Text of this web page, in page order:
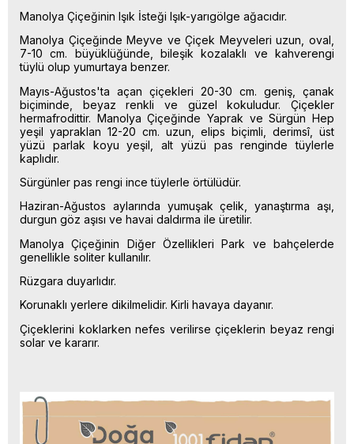
Manolya Çiçeğinin Işık İsteği Işık-yarıgölge ağacıdır.
Manolya Çiçeğinde Meyve ve Çiçek Meyveleri uzun, oval,
7-10 cm. büyüklüğünde, bileşik kozalaklı ve kahverengi
tüylü olup yumurtaya benzer.
Mayıs-Ağustos'ta açan çiçekleri 20-30 cm. geniş, çanak
biçiminde, beyaz renkli ve güzel kokuludur. Çiçekler
hermafrodittir. Manolya Çiçeğinde Yaprak ve Sürgün Hep
yeşil yapraklan 12-20 cm. uzun, elips biçimli, derimsî, üst
yüzü parlak koyu yeşil, alt yüzü pas renginde tüylerle
kaplıdır.
Sürgünler pas rengi ince tüylerle örtülüdür.
Haziran-Ağustos aylarında yumuşak çelik, yanaştırma aşı,
durgun göz aşısı ve havai daldırma ile üretilir.
Manolya Çiçeğinin Diğer Özellikleri Park ve bahçelerde
genellikle soliter kullanılır.
Rüzgara duyarlıdır.
Korunaklı yerlere dikilmelidir. Kirli havaya dayanır.
Çiçeklerini koklarken nefes verilirse çiçeklerin beyaz rengi
solar ve kararır.